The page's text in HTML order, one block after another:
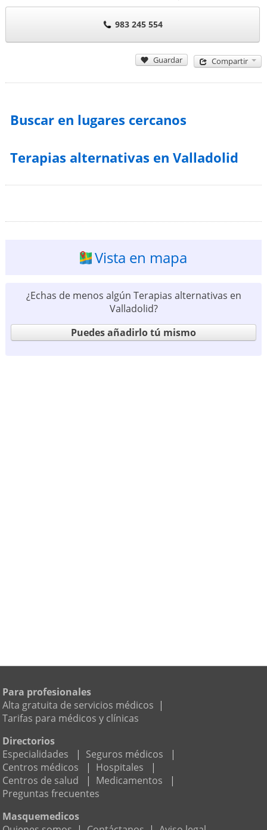
983 245 554
Guardar Compartir
Buscar en lugares cercanos
Terapias alternativas en Valladolid
Vista en mapa
¿Echas de menos algún Terapias alternativas en
Valladolid?
Puedes añadirlo tú mismo
Para profesionales
Alta gratuita de servicios médicos |
Tarifas para médicos y clínicas
Directorios
Especialidades
| Seguros médicos
|
Centros médicos
| Hospitales
|
Centros de salud
| Medicamentos
|
Preguntas frecuentes
Masquemedicos